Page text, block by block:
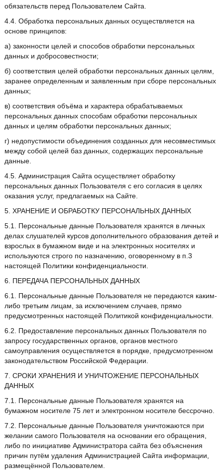
обязательств перед Пользователем Сайта.
4.4. Обработка персональных данных осуществляется на
основе принципов:
а) законности целей и способов обработки персональных
данных и добросовестности;
б) соответствия целей обработки персональных данных целям,
заранее определенным и заявленным при сборе персональных
данных;
в) соответствия объёма и характера обрабатываемых
персональных данных способам обработки персональных
данных и целям обработки персональных данных;
г) недопустимости объединения созданных для несовместимых
между собой целей баз данных, содержащих персональные
данные.
4.5. Администрация Сайта осуществляет обработку
персональных данных Пользователя с его согласия в целях
оказания услуг, предлагаемых на Сайте.
5. ХРАНЕНИЕ И ОБРАБОТКУ ПЕРСОНАЛЬНЫХ ДАННЫХ
5.1. Персональные данные Пользователя хранятся в личных
делах слушателей курсов дополнительного образования детей и
взрослых в бумажном виде и на электронных носителях и
используются строго по назначению, оговоренному в п.3
настоящей Политики конфиденциальности.
6. ПЕРЕДАЧА ПЕРСОНАЛЬНЫХ ДАННЫХ
6.1. Персональные данные Пользователя не передаются каким-
либо третьим лицам, за исключением случаев, прямо
предусмотренных настоящей Политикой конфиденциальности.
6.2. Предоставление персональных данных Пользователя по
запросу государственных органов, органов местного
самоуправления осуществляется в порядке, предусмотренном
законодательством Российской Федерации.
7. СРОКИ ХРАНЕНИЯ И УНИЧТОЖЕНИЕ ПЕРСОНАЛЬНЫХ
ДАННЫХ
7.1. Персональные данные Пользователя хранятся на
бумажном носителе 75 лет и электронном носителе бессрочно.
7.2. Персональные данные Пользователя уничтожаются при
желании самого Пользователя на основании его обращения,
либо по инициативе Администратора сайта без объяснения
причин путём удаления Администрацией Сайта информации,
размещённой Пользователем.